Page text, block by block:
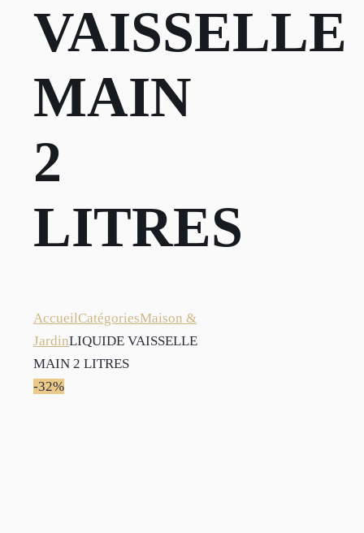
VAISSELLE
MAIN
2
LITRES
AccueilCatégoriesMaison &
JardinLIQUIDE VAISSELLE
MAIN 2 LITRES
-32%